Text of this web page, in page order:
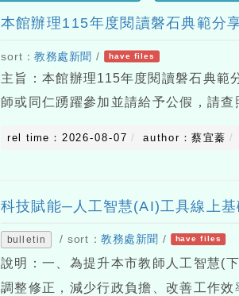
本館辦理115年度閱讀磐石典範分
sort：教務處新聞 / have files
主旨：本館辦理115年度閱讀磐石典範
師或同仁踴躍參加並請給予公假，請
rel time：2026-08-07 author：蔡宜蓁
科技賦能─人工智慧(AI)工具線上基
bulletin / sort：教務處新聞 / have files
說明：一、為提升本市教師人工智慧(
調整修正，減少行政負擔、改善工作